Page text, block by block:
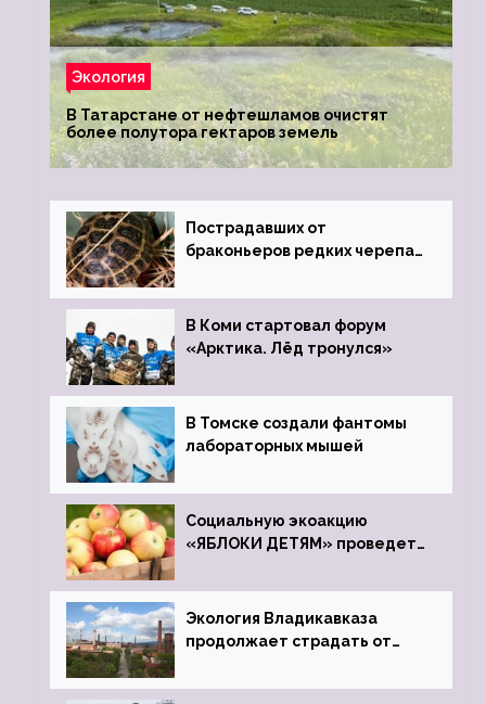
Экология
В Татарстане от нефтешламов очистят
более полутора гектаров земель
Пострадавших от
браконьеров редких черепах
зоопарк
В Коми стартовал форум
«Арктика. Лёд тронулся»
В Томске создали фантомы
лабораторных мышей
Социальную экоакцию
«ЯБЛОКИ ДЕТЯМ» проведет
Экология Владикавказа
продолжает страдать от